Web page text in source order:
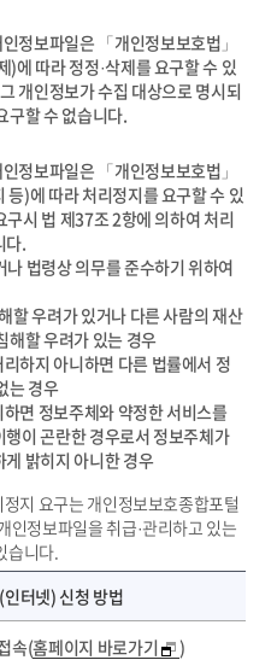
정보파일은 「개인정보보호법」
에 따라 정정·삭제를 요구할 수 있
개인정보가 수집 대상으로 명시되
구할 수 없습니다.
정보파일은 「개인정보보호법」
)에 따라 처리정지를 요구할 수 있
시 법 제37조 2항에 의하여 처리
다.
법령상 의무를 준수하기 위하여
할 우려가 있거나 다른 사람의 재산
해할 우려가 있는 경우
하지 아니하면 다른 법률에서 정
는 경우
면 정보주체와 약정한 서비스를
이 곤란한 경우로서 정보주체가
밝히지 아니한 경우
지 요구는 개인정보보호종합포털
인정보파일을 취급·관리하고 있는
습니다.
터넷) 신청 방법
속(홈페이지 바로가기
)